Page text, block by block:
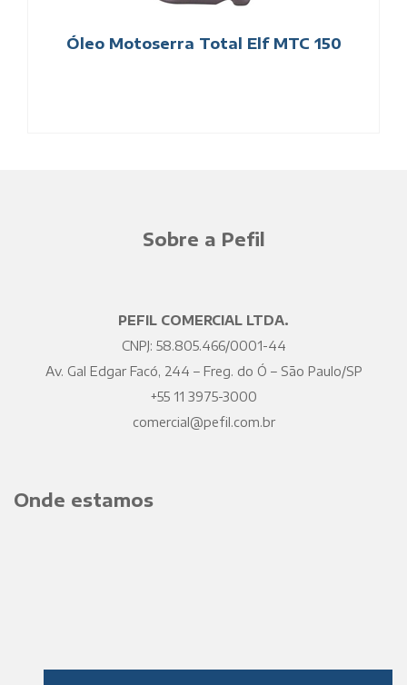
Óleo Motoserra Total Elf MTC 150
Sobre a Pefil
PEFIL COMERCIAL LTDA.
CNPJ: 58.805.466/0001-44
Av. Gal Edgar Facó, 244 – Freg. do Ó – São Paulo/SP
+55 11 3975-3000
comercial@pefil.com.br
Onde estamos